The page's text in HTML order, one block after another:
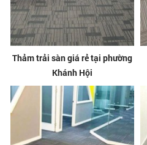
Thảm trải sàn giá rẻ tại phường
Khánh Hội